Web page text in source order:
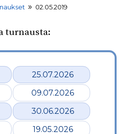
» 02.05.2019
turnausta:
25.07.2026
09.07.2026
30.06.2026
19.05.2026